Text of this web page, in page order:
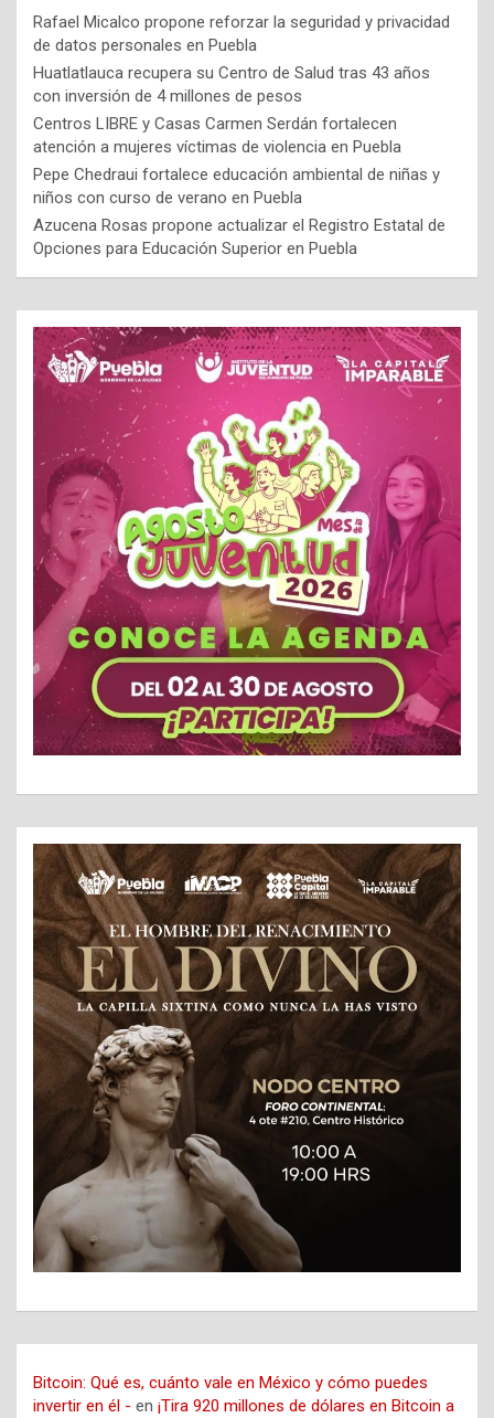
Rafael Micalco propone reforzar la seguridad y privacidad
de datos personales en Puebla
Huatlatlauca recupera su Centro de Salud tras 43 años
con inversión de 4 millones de pesos
Centros LIBRE y Casas Carmen Serdán fortalecen
atención a mujeres víctimas de violencia en Puebla
Pepe Chedraui fortalece educación ambiental de niñas y
niños con curso de verano en Puebla
Azucena Rosas propone actualizar el Registro Estatal de
Opciones para Educación Superior en Puebla
Bitcoin: Qué es, cuánto vale en México y cómo puedes
invertir en él - en ¡Tira 920 millones de dólares en Bitcoin a